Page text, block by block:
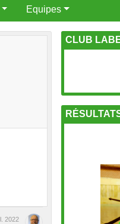
Equipes
2022
CLUB